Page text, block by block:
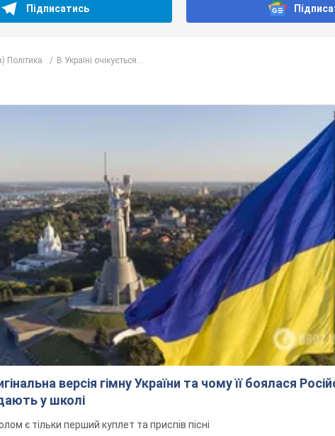
Підписатись
Політика В Україні очікується...
версія гімну України та чому її боялася
у школі
є тільки перший куплет та приспів пісні